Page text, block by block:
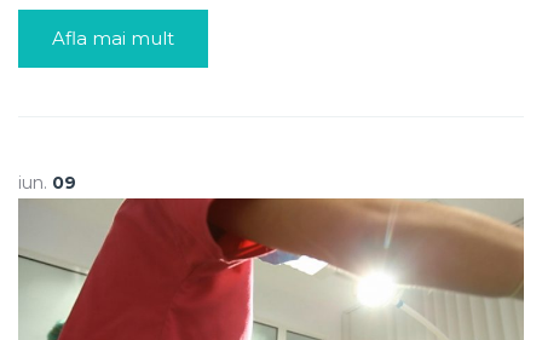
Afla mai mult
iun. 09